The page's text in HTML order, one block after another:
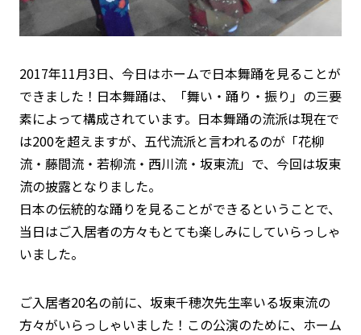
2017年11月3日、今日はホームで日本舞踊を見ることが
できました！日本舞踊は、「舞い・踊り・振り」の三要
素によって構成されています。日本舞踊の流派は現在で
は200を超えますが、五代流派と言われるのが「花柳
流・藤間流・若柳流・西川流・坂東流」で、今回は坂東
流の披露となりました。
日本の伝統的な踊りを見ることができるということで、
当日はご入居者の方々もとても楽しみにしていらっしゃ
いました。
ご入居者20名の前に、坂東千穂次先生率いる坂東流の
方々がいらっしゃいました！この公演のために、ホーム